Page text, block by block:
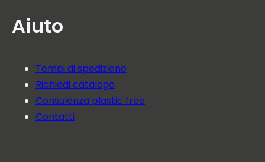
Aiuto
Tempi di spedizione
Richiedi catalogo
Consulenza plastic free
Contatti